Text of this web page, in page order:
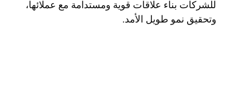
للشركات بناء علاقات قوية ومستدامة مع عملائها،
وتحقيق نمو طويل الأمد.